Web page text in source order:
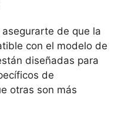
asegurarte de que la
con el modelo de
diseñadas para
de
otras son más